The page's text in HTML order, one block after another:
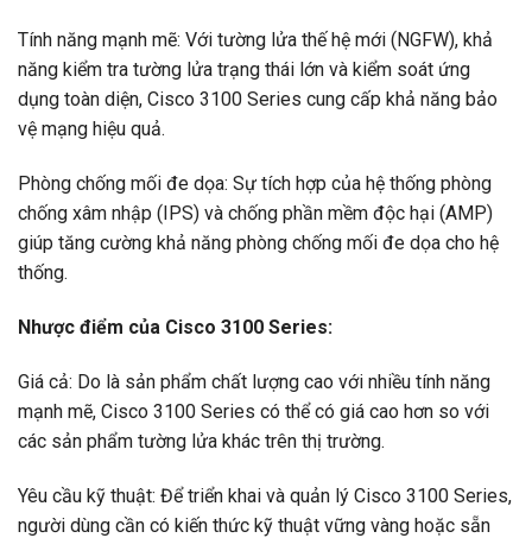
Tính năng mạnh mẽ: Với tường lửa thế hệ mới (NGFW), khả
năng kiểm tra tường lửa trạng thái lớn và kiểm soát ứng
dụng toàn diện, Cisco 3100 Series cung cấp khả năng bảo
vệ mạng hiệu quả.
Phòng chống mối đe dọa: Sự tích hợp của hệ thống phòng
chống xâm nhập (IPS) và chống phần mềm độc hại (AMP)
giúp tăng cường khả năng phòng chống mối đe dọa cho hệ
thống.
Nhược điểm của Cisco 3100 Series:
Giá cả: Do là sản phẩm chất lượng cao với nhiều tính năng
mạnh mẽ, Cisco 3100 Series có thể có giá cao hơn so với
các sản phẩm tường lửa khác trên thị trường.
Yêu cầu kỹ thuật: Để triển khai và quản lý Cisco 3100 Series,
người dùng cần có kiến thức kỹ thuật vững vàng hoặc sẵn